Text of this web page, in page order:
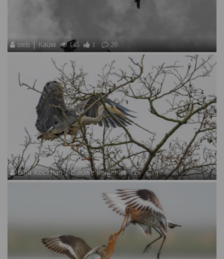
sieb | Kauw 145 1 20
Erna Koelman | Blauwe Reiger 125 17